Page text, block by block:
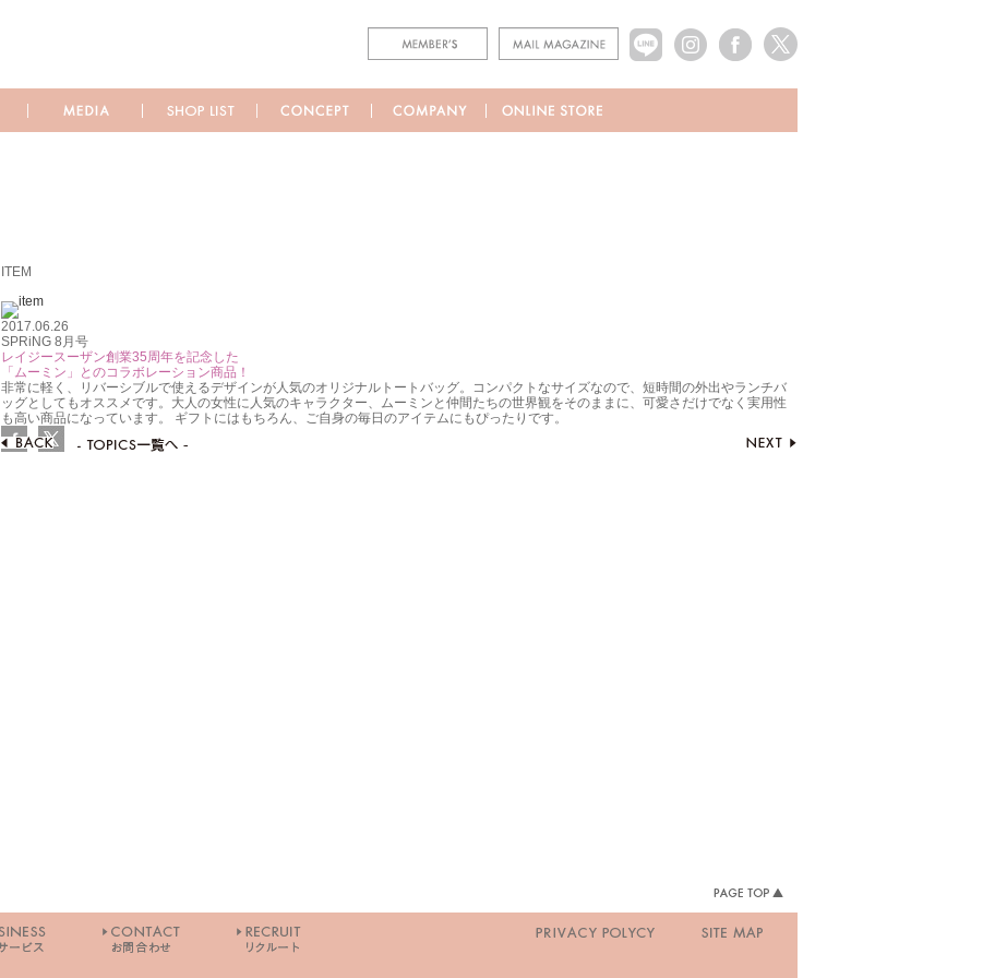
ITEM
2017.06.26
SPRiNG 8月号
レイジースーザン創業35周年を記念した
「ムーミン」とのコラボレーション商品！
非常に軽く、リバーシブルで使えるデザインが人気のオリジナルトートバッグ。コンパクトなサイズなので、短時間の外出やランチバ
ッグとしてもオススメです。大人の女性に人気のキャラクター、ムーミンと仲間たちの世界観をそのままに、可愛さだけでなく実用性
も高い商品になっています。 ギフトにはもちろん、ご自身の毎日のアイテムにもぴったりです。